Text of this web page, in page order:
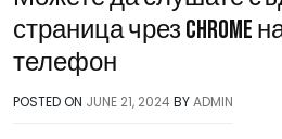
страница чрез Chrome
телефон
POSTED ON JUNE 21, 2024BYADMIN